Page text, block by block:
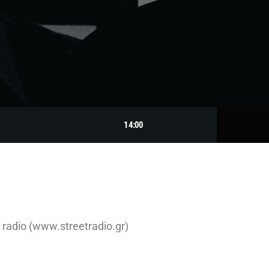
14:00
radio (www.streetradio.gr)